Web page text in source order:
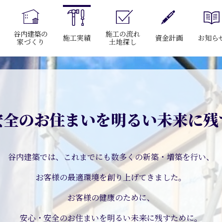
谷内建築の
家づくり
施工実績
施工の流れ
土地探し
資金計画 お知ら
のお住まいを明るい未来に
谷内建築では、
これまでにも数多くの新築・増築を行い、
お客様の最適環境を創り上げてきました。
お客様の健康のために、
安心・安全のお住まいを明るい未来に残すために。